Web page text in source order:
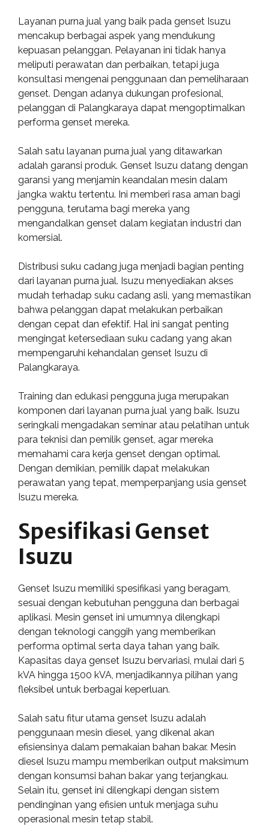
Layanan purna jual yang baik pada genset Isuzu
mencakup berbagai aspek yang mendukung
kepuasan pelanggan. Pelayanan ini tidak hanya
meliputi perawatan dan perbaikan, tetapi juga
konsultasi mengenai penggunaan dan pemeliharaan
genset. Dengan adanya dukungan profesional,
pelanggan di Palangkaraya dapat mengoptimalkan
performa genset mereka.
Salah satu layanan purna jual yang ditawarkan
adalah garansi produk. Genset Isuzu datang dengan
garansi yang menjamin keandalan mesin dalam
jangka waktu tertentu. Ini memberi rasa aman bagi
pengguna, terutama bagi mereka yang
mengandalkan genset dalam kegiatan industri dan
komersial.
Distribusi suku cadang juga menjadi bagian penting
dari layanan purna jual. Isuzu menyediakan akses
mudah terhadap suku cadang asli, yang memastikan
bahwa pelanggan dapat melakukan perbaikan
dengan cepat dan efektif. Hal ini sangat penting
mengingat ketersediaan suku cadang yang akan
mempengaruhi kehandalan genset Isuzu di
Palangkaraya.
Training dan edukasi pengguna juga merupakan
komponen dari layanan purna jual yang baik. Isuzu
seringkali mengadakan seminar atau pelatihan untuk
para teknisi dan pemilik genset, agar mereka
memahami cara kerja genset dengan optimal.
Dengan demikian, pemilik dapat melakukan
perawatan yang tepat, memperpanjang usia genset
Isuzu mereka.
Spesifikasi Genset
Isuzu
Genset Isuzu memiliki spesifikasi yang beragam,
sesuai dengan kebutuhan pengguna dan berbagai
aplikasi. Mesin genset ini umumnya dilengkapi
dengan teknologi canggih yang memberikan
performa optimal serta daya tahan yang baik.
Kapasitas daya genset Isuzu bervariasi, mulai dari 5
kVA hingga 1500 kVA, menjadikannya pilihan yang
fleksibel untuk berbagai keperluan.
Salah satu fitur utama genset Isuzu adalah
penggunaan mesin diesel, yang dikenal akan
efisiensinya dalam pemakaian bahan bakar. Mesin
diesel Isuzu mampu memberikan output maksimum
dengan konsumsi bahan bakar yang terjangkau.
Selain itu, genset ini dilengkapi dengan sistem
pendinginan yang efisien untuk menjaga suhu
operasional mesin tetap stabil.